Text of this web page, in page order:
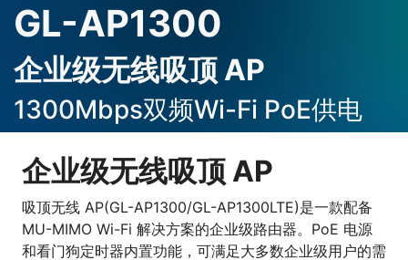
GL-AP1300
企业级无线吸顶 AP
1300Mbps双频Wi-Fi PoE供电
企业级无线吸顶 AP
吸顶无线 AP(GL-AP1300/GL-AP1300LTE)是一款配备
MU-MIMO Wi-Fi 解决方案的企业级路由器。PoE 电源
和看门狗定时器内置功能，可满足大多数企业级用户的需